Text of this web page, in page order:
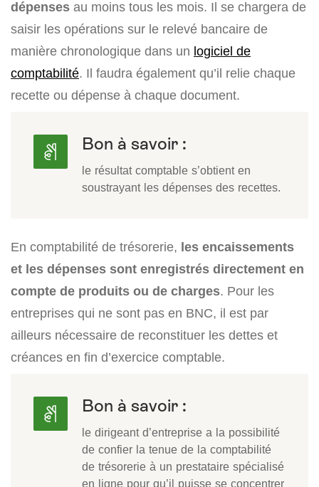
dépenses au moins tous les mois. Il se chargera de
saisir les opérations sur le relevé bancaire de
manière chronologique dans un logiciel de
comptabilité. Il faudra également qu’il relie chaque
recette ou dépense à chaque document.
Bon à savoir :
le résultat comptable s’obtient en
soustrayant les dépenses des recettes.
En comptabilité de trésorerie, les encaissements
et les dépenses sont enregistrés directement en
compte de produits ou de charges. Pour les
entreprises qui ne sont pas en BNC, il est par
ailleurs nécessaire de reconstituer les dettes et
créances en fin d’exercice comptable.
Bon à savoir :
le dirigeant d’entreprise a la possibilité
de confier la tenue de la comptabilité
de trésorerie à un prestataire spécialisé
en ligne pour qu’il puisse se concentrer